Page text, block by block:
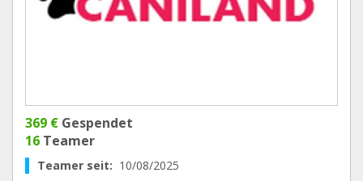
369 € Gespendet
16 Teamer
Teamer seit: 10/08/2025